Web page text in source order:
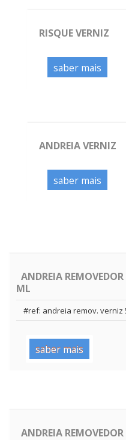
RISQUE VERNIZ
saber mais
ANDREIA VERNIZ
saber mais
ANDREIA
ML
#ref: andreia remov. verniz
saber mais
ANDREIA